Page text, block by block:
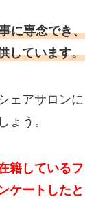
に専念でき、
しています。
ェアサロンに
ょう。
籍しているフ
ケートしたと